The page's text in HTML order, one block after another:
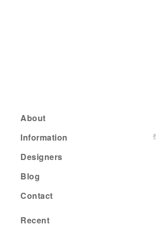
About
Information
Designers
Blog
Contact
Recent